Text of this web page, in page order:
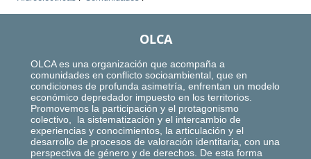
OLCA
OLCA es una organización que acompaña a
comunidades en conflicto socioambiental, que en
condiciones de profunda asimetría, enfrentan un modelo
económico depredador impuesto en los territorios.
Promovemos la participación y el protagonismo
colectivo, la sistematización y el intercambio de
experiencias y conocimientos, la articulación y el
desarrollo de procesos de valoración identitaria, con una
perspectiva de género y de derechos. De esta forma